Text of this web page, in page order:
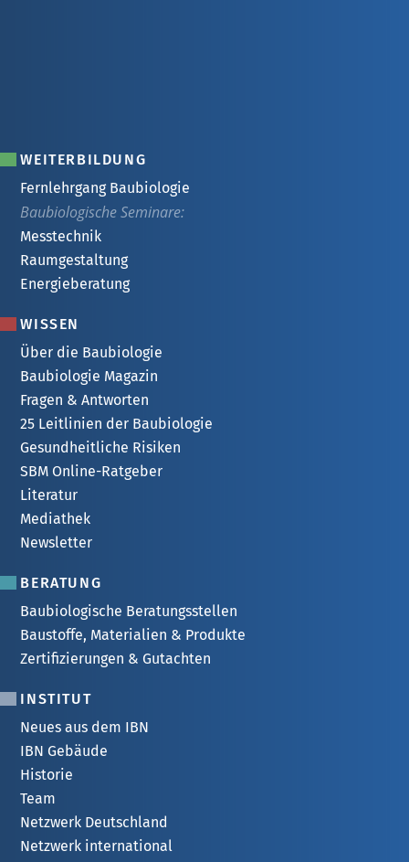
WEITERBILDUNG
Fernlehrgang Baubiologie
Baubiologische Seminare:
Messtechnik
Raumgestaltung
Energieberatung
WISSEN
Über die Baubiologie
Baubiologie Magazin
Fragen & Antworten
25 Leitlinien der Baubiologie
Gesundheitliche Risiken
SBM Online-Ratgeber
Literatur
Mediathek
Newsletter
BERATUNG
Baubiologische Beratungsstellen
Baustoffe, Materialien & Produkte
Zertifizierungen & Gutachten
INSTITUT
Neues aus dem IBN
IBN Gebäude
Historie
Team
Netzwerk Deutschland
Netzwerk international